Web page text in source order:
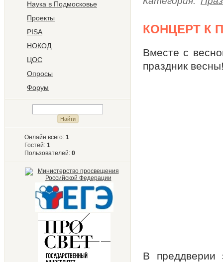
Наука в Подмосковье
Проекты
PISA
НОКОД
ЦОС
Опросы
Форум
Онлайн всего: 1
Гостей: 1
Пользователей: 0
КОНЦЕРТ К
Вместе с
праздник
В преддверии